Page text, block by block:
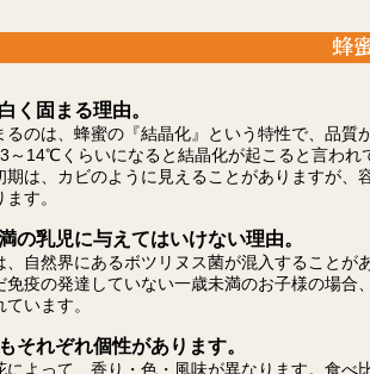
蜂
く固まる理由。
るのは、蜂蜜の『結晶化』という特性で、品質
～14℃くらいになると結晶化が起こると言われ
期は、カビのように見えることがありますが
す。
の乳児に与えてはいけない理由。
、自然界にあるボツリヌス菌が混入すること
免疫の発達していない一歳未満のお子様の場
います。
それぞれ個性があります。
によって、香り・色・風味が異なります。食べ